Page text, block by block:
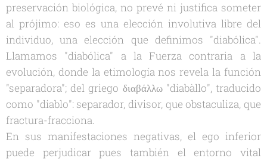
preservación biológica, no prevé ni justifica someter
al prójimo: eso es una elección involutiva libre del
individuo, una elección que definimos "diabólica".
Llamamos "diabólica" a la Fuerza contraria a la
evolución, donde la etimología nos revela la función
"separadora"; del griego διαβάλλω "diabàllo", traducido
como "diablo": separador, divisor, que obstaculiza, que
fractura-fracciona.
En sus manifestaciones negativas, el ego inferior
puede perjudicar pues también el entorno vital